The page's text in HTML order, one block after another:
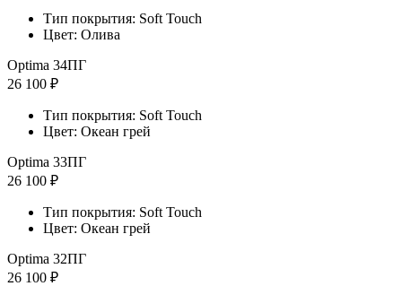
Тип покрытия: Soft Touch
Цвет: Олива
Optima 34ПГ
26 100 ₽
Тип покрытия: Soft Touch
Цвет: Океан грей
Optima 33ПГ
26 100 ₽
Тип покрытия: Soft Touch
Цвет: Океан грей
Optima 32ПГ
26 100 ₽